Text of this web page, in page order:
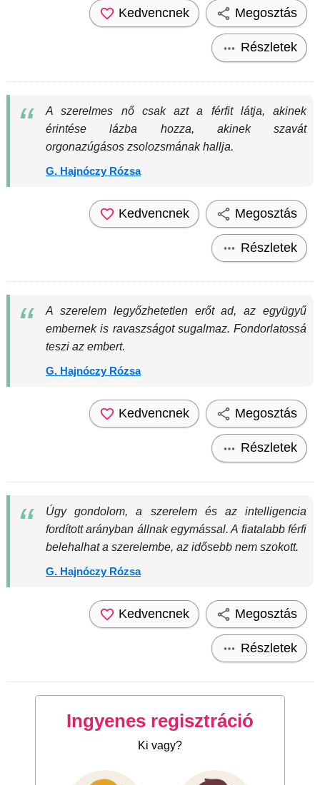
Kedvencnek Megosztás
Részletek
A szerelmes nő csak azt a férfit látja, akinek
érintése lázba hozza, akinek szavát
orgonazúgásos zsolozsmának hallja.
G. Hajnóczy Rózsa
Kedvencnek Megosztás
Részletek
A szerelem legyőzhetetlen erőt ad, az együgyű
embernek is ravaszságot sugalmaz. Fondorlatossá
teszi az embert.
G. Hajnóczy Rózsa
Kedvencnek Megosztás
Részletek
Úgy gondolom, a szerelem és az intelligencia
fordított arányban állnak egymással. A fiatalabb férfi
belehalhat a szerelembe, az idősebb nem szokott.
G. Hajnóczy Rózsa
Kedvencnek Megosztás
Részletek
Ingyenes regisztráció
Ki vagy?